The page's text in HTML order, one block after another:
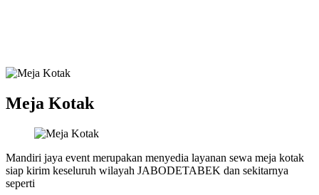
Meja Kotak
Mandiri jaya event merupakan menyedia layanan sewa meja kotak
siap kirim keseluruh wilayah JABODETABEK dan sekitarnya
seperti